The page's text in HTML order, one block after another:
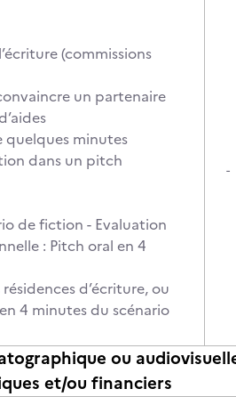
(commissions
un partenaire
quelques minutes
dans un pitch
de fiction - Evaluation
: Pitch oral en 4
d’écriture, ou
4 minutes du scénario
-
ou
et/ou financiers